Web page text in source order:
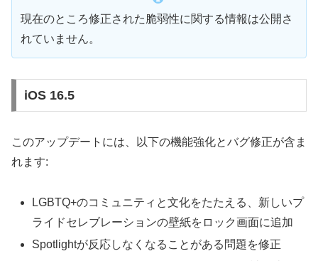
現在のところ修正された脆弱性に関する情報は公開さ
れていません。
iOS 16.5
このアップデートには、以下の機能強化とバグ修正が含ま
れます:
LGBTQ+のコミュニティと文化をたたえる、新しいプ
ライドセレブレーションの壁紙をロック画面に追加
Spotlightが反応しなくなることがある問題を修正